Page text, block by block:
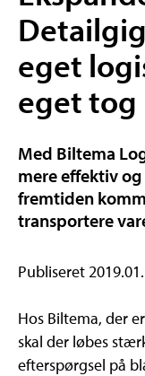
eget
eget tog
Med Biltema
mere effektiv
fremtiden
transportere
Publiseret
Hos Biltema, der
skal der løbes
efterspørgsel på